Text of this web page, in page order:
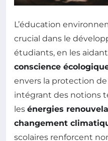
L’éducation
crucial dans le
étudiants, en les
conscience
envers la protection
intégrant des notions
les énergies
changement
scolaires renforcent